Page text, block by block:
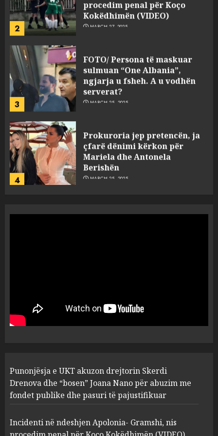
2
procedim penal për Koço
Kokëdhimën (VIDEO)
MARCH 27, 2025
3
FOTO/ Persona të maskuar
sulmuan “One Albania”,
ngjarja u fsheh. A u vodhën
serverat?
MARCH 25, 2025
4
Prokuroria jep pretencën, ja
çfarë dënimi kërkon për
Mariela dhe Antonela
Berishën
MARCH 25, 2025
1
“bosen” Joana Nano për
abuzim me fondet publike dhe
pasuri të pajustifikuar
2
Apolonia- Gramshi, nis
procedim penal për Koço
Kokëdhimën (VIDEO)
MARCH 27, 2025
Punonjësja e UKT akuzon drejtorin Skerdi
Drenova dhe “bosen” Joana Nano për abuzim me
fondet publike dhe pasuri të pajustifikuar
Incidenti në ndeshjen Apolonia- Gramshi, nis